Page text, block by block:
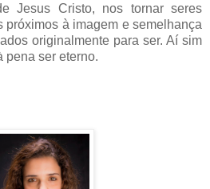
Jesus Cristo, nos tornar seres
próximos à imagem e semelhança
originalmente para ser. Aí sim
pena ser eterno.